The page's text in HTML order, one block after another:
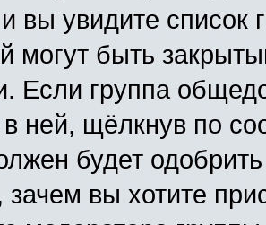
вы увидите список
могут быть
Если группа
в ней, щёлкнув по
будет
зачем вы хотите